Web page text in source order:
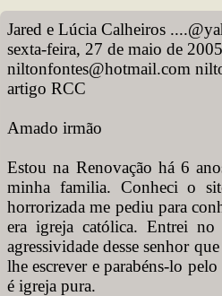
Jared e Lúcia Calheiros
sexta-feira, 27 de maio de
niltonfontes@hotmail.com
artigo RCC
Amado irmão
Estou na Renovação há 6
minha familia. Conheci o
horrorizada me pediu para
era igreja católica. Entrei
agressividade desse senhor
lhe escrever e parabéns-lo
é igreja pura.